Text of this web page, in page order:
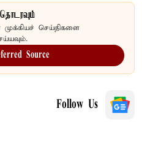
முக்கியச் செய்திகளை
Source
Follow Us